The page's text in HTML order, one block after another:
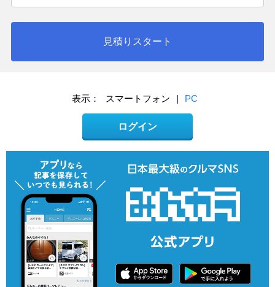
見積りスタート
表示： スマートフォン | PC
ログイン